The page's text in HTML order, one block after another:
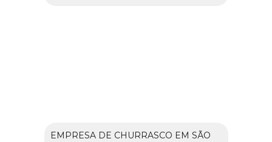
EMPRESA DE CHURRASCO EM SÃO